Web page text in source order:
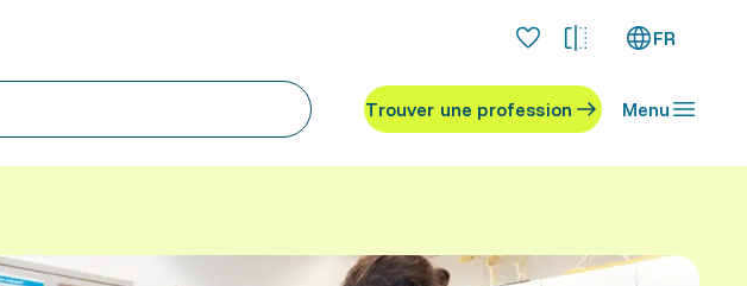
FR
Trouver une profession Menu